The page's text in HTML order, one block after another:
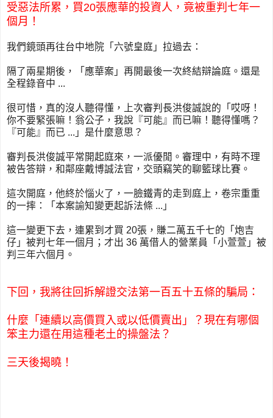
受惡法所累，買20張應華的投資人，竟被重判七年一
個月！
我們鏡頭再往台中地院「六號皇庭」拉過去：
隔了兩星期後，「應華案」再開最後一次終結辯論庭。還是
全程錄音中 ...
很可惜，真的沒人聽得懂，上次審判長洪俊誠說的「哎呀！
你不要緊張嘛！翁公子，我說『可能』而已嘛！聽得懂嗎？
『可能』而已 ...」是什麼意思？
審判長洪俊誠平常開起庭來，一派優閒。審理中，有時不理
被告答辯，和鄰座戴博誠法官，交頭竊笑的聊籃球比賽。
這次開庭，他終於惱火了，一臉鐵青的走到庭上，卷宗重重
的一摔：「本案諭知變更起訴法條 ...」
這一變更下去，連累到才買 20張，賺二萬五千七的「炮吉
仔」被判七年一個月；才出 36 萬借人的營業員「小萱萱」被
判三年六個月。
下回，我將往回拆解證交法第一百五十五條的騙局：
什麼「連續以高價買入或以低價賣出」？現在有哪個
笨主力還在用這種老土的操盤法？
三天後揭曉！